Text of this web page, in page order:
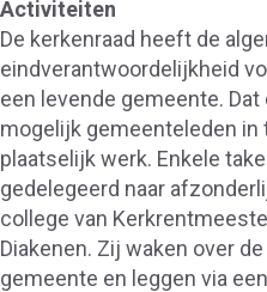
Activiteiten
De kerkenraad heeft de
eindverantwoordelijkheid
een levende gemeente.
mogelijk gemeenteleden in
plaatselijk werk. Enkele
gedelegeerd naar
college van
Diakenen. Zij waken over
gemeente en leggen via